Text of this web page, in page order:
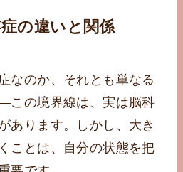
の違いと関係
なのか、それとも単なる
の境界線は、実は脳科
あります。しかし、大き
ことは、自分の状態を把